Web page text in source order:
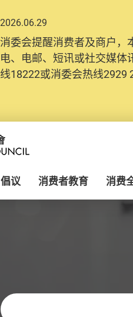
2026.06.29
消委会提醒消费者及商户，
电、电邮、短讯或社交媒
线18222或消委会热线2929
2025.10.31
为提升使用者体验及网络
消费者需要提供基本联络
纪录将清晰整合于帐户中，
倡议 消费者教育 消费
关键字